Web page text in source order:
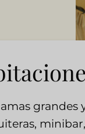
grandes
minibar,